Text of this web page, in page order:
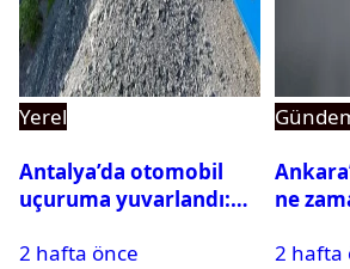
Yerel
Antalya’da otomobil
uçuruma yuvarlandı:
var
2 hafta önce
ne
su
2 hafta